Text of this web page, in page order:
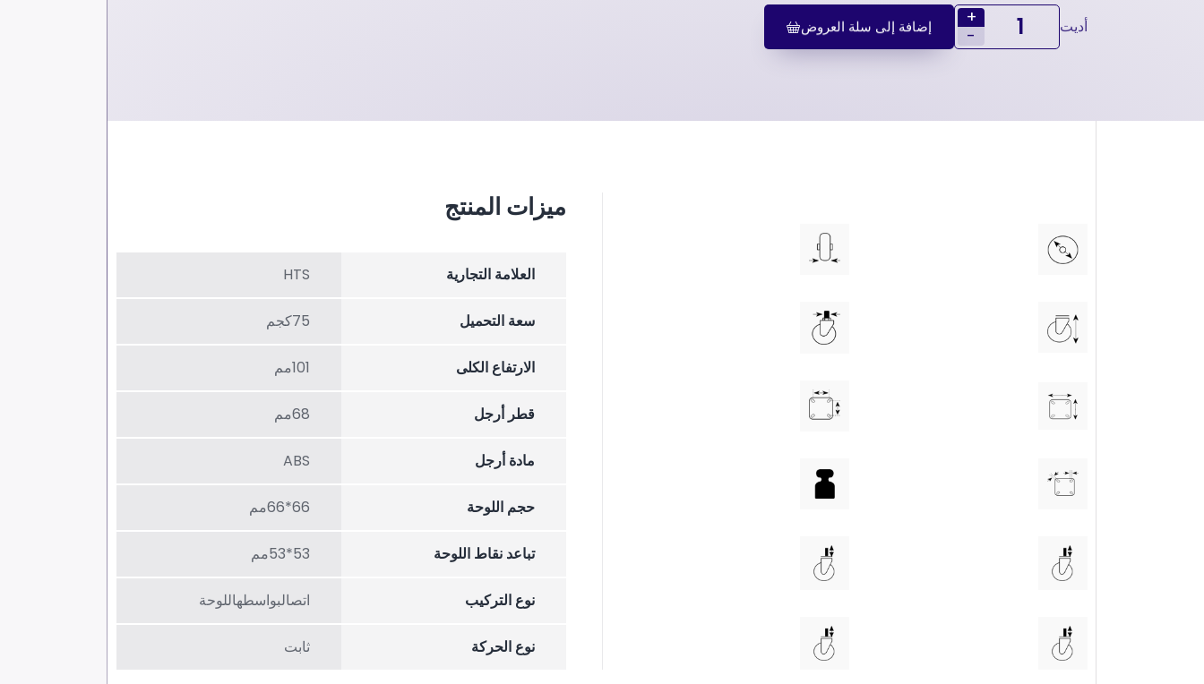
أديت
+
-
إضافة إلى سلة العروض
ميزات المنتج
العلامة التجارية HTS
سعة التحميل 75كجم
الارتفاع الکلی 101مم
قطر أرجل 68مم
مادة أرجل ABS
حجم اللوحة 66*66مم
تباعد نقاط اللوحة 53*53مم
نوع التركيب اتصالبواسطهاللوحة
نوع الحركة ثابت